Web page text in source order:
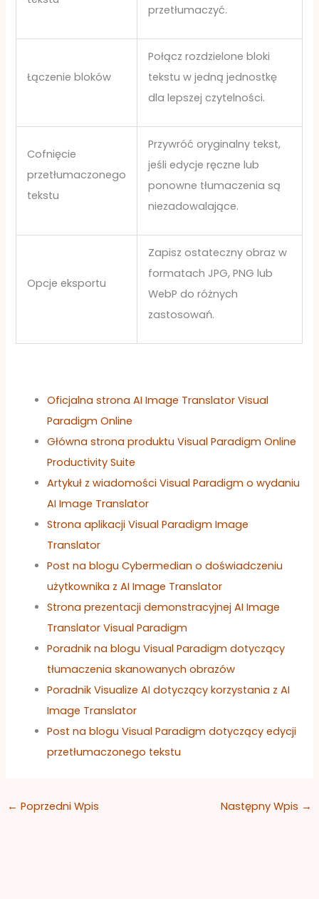
przetłumaczyć.
Łączenie bloków
Połącz rozdzielone bloki
tekstu w jedną jednostkę
dla lepszej czytelności.
Cofnięcie
przetłumaczonego
tekstu
Przywróć oryginalny tekst,
jeśli edycje ręczne lub
ponowne tłumaczenia są
niezadowalające.
Opcje eksportu
Zapisz ostateczny obraz w
formatach JPG, PNG lub
WebP do różnych
zastosowań.
Oficjalna strona AI Image Translator Visual
Paradigm Online
Główna strona produktu Visual Paradigm Online
Productivity Suite
Artykuł z wiadomości Visual Paradigm o wydaniu
AI Image Translator
Strona aplikacji Visual Paradigm Image
Translator
Post na blogu Cybermedian o doświadczeniu
użytkownika z AI Image Translator
Strona prezentacji demonstracyjnej AI Image
Translator Visual Paradigm
Poradnik na blogu Visual Paradigm dotyczący
tłumaczenia skanowanych obrazów
Poradnik Visualize AI dotyczący korzystania z AI
Image Translator
Post na blogu Visual Paradigm dotyczący edycji
przetłumaczonego tekstu
← Poprzedni Wpis Następny Wpis →